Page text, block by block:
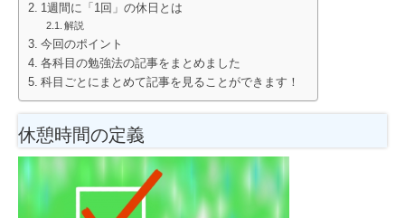
1週間に「1回」の休日とは
解説
今回のポイント
各科目の勉強法の記事をまとめました
科目ごとにまとめて記事を見ることができます！
休憩時間の定義